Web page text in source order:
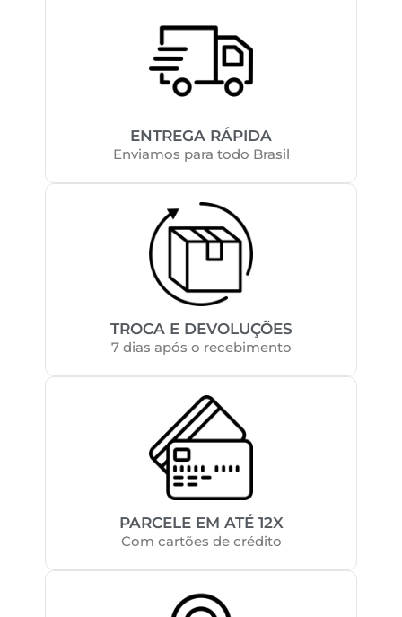
ENTREGA RÁPIDA
Enviamos para todo Brasil
TROCA E DEVOLUÇÕES
7 dias após o recebimento
PARCELE EM ATÉ 12X
Com cartões de crédito